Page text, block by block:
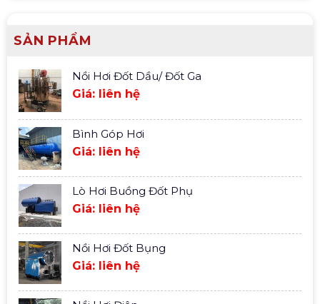
SẢN PHẨM
Nồi Hơi Đốt Dầu/ Đốt Ga
Giá: liên hệ
Bình Góp Hơi
Giá: liên hệ
Lò Hơi Buồng Đốt Phụ
Giá: liên hệ
Nồi Hơi Đốt Bụng
Giá: liên hệ